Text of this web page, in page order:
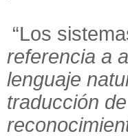
“Los
referencia a
lenguaje
traducción